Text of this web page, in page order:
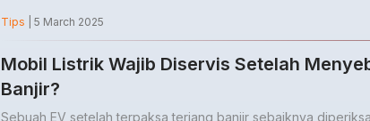
Tips | 5 March 2025
Mobil Listrik Wajib Diservis Setelah
Banjir?
Sebuah EV setelah terpaksa terjang banjir sebaiknya